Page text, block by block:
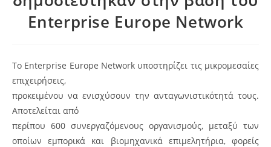
Enterprise Europe Network
Το Enterprise Europe Network υποστηρίζει τις μικρομεσαίες
επιχειρήσεις,
προκειμένου να ενισχύσουν την ανταγωνιστικότητά τους.
Αποτελείται από
περίπου 600 συνεργαζόμενους οργανισμούς, μεταξύ των
οποίων εμπορικά και βιομηχανικά επιμελητήρια, φορείς